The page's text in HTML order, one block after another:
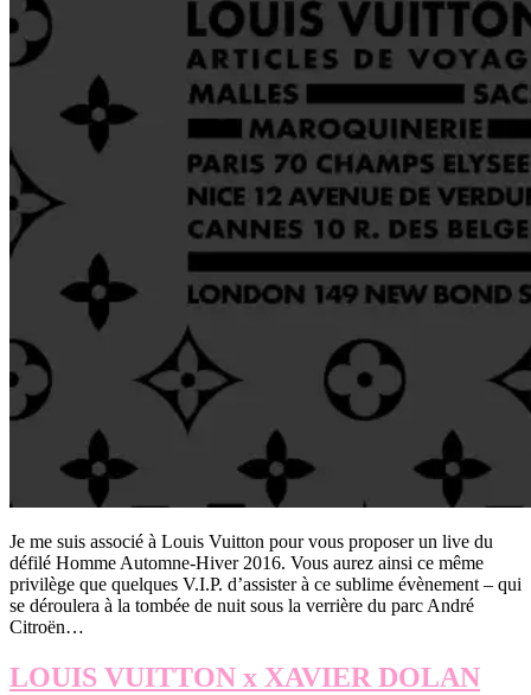
Je me suis associé à Louis Vuitton pour vous proposer un live du
défilé Homme Automne-Hiver 2016. Vous aurez ainsi ce même
privilège que quelques V.I.P. d’assister à ce sublime évènement – qui
se déroulera à la tombée de nuit sous la verrière du parc André
Citroën…
LOUIS VUITTON x XAVIER DOLAN